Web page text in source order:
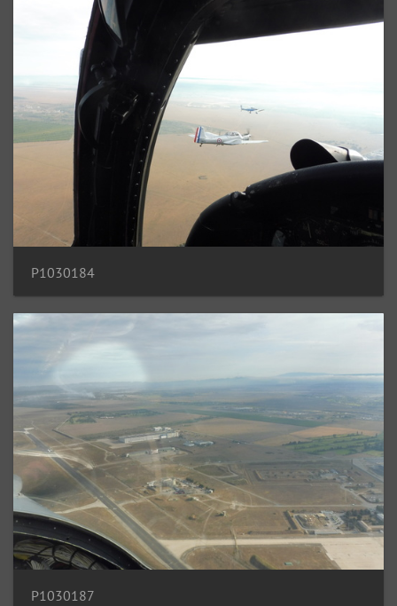
P1030184
P1030187